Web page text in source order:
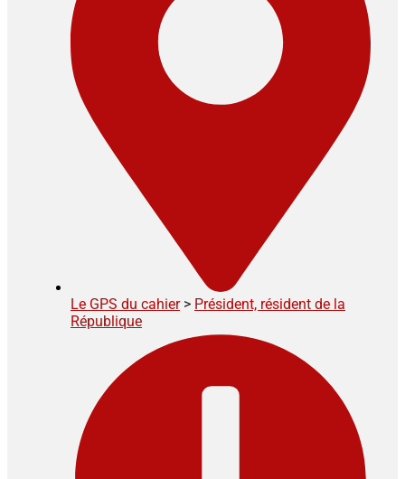
Le GPS du cahier> Président, résident de la
République